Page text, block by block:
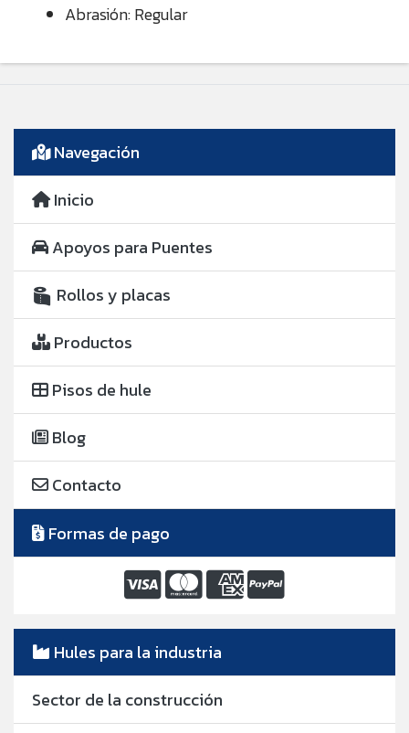
Abrasión: Regular
Navegación
Inicio
Apoyos para Puentes
Rollos y placas
Productos
Pisos de hule
Blog
Contacto
Formas de pago
Hules para la industria
Sector de la construcción